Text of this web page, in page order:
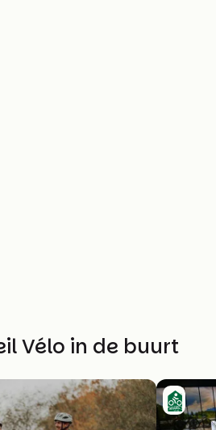
Vélo in de buurt